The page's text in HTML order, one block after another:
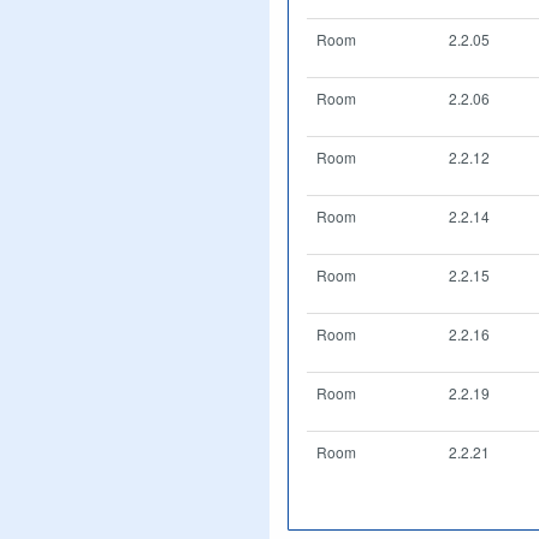
Room 2.2.05
Room 2.2.06
Room 2.2.12
Room 2.2.14
Room 2.2.15
Room 2.2.16
Room 2.2.19
Room 2.2.21